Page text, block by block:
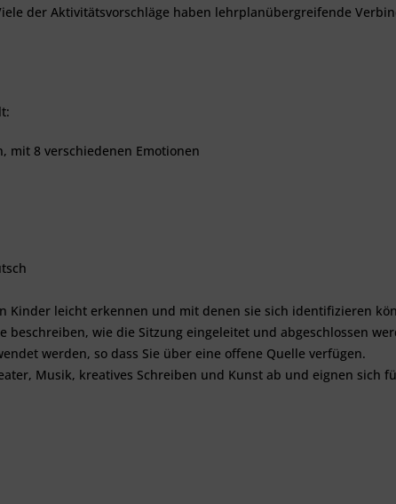
der Aktivitätsvorschläge haben lehrplanübergreifende
mit 8 verschiedenen Emotionen
Kinder leicht erkennen und mit denen sie sich identifizieren
beschreiben, wie die Sitzung eingeleitet und abgeschlossen
werden, so dass Sie über eine offene Quelle verfügen.
Musik, kreatives Schreiben und Kunst ab und eignen sich